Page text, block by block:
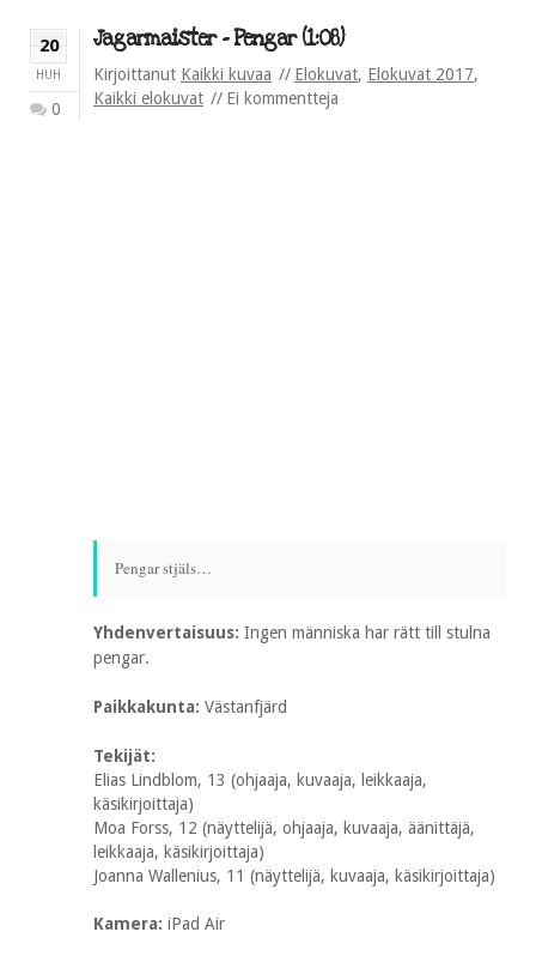
20
HUH
0
Jagarmaister – Pengar (1:08)
Kirjoittanut Kaikki kuvaa Elokuvat, Elokuvat 2017,
Kaikki elokuvat
Ei kommentteja
Pengar stjäls…
Yhdenvertaisuus: Ingen människa har rätt till stulna
pengar.
Paikkakunta: Västanfjärd
Tekijät:
Elias Lindblom, 13 (ohjaaja, kuvaaja, leikkaaja,
käsikirjoittaja)
Moa Forss, 12 (näyttelijä, ohjaaja, kuvaaja, äänittäjä,
leikkaaja, käsikirjoittaja)
Joanna Wallenius, 11 (näyttelijä, kuvaaja, käsikirjoittaja)
Kamera: iPad Air